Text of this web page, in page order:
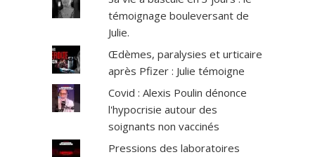
témoignage bouleversant de
Julie.
Œdèmes, paralysies et urticaire
après Pfizer : Julie témoigne
Covid : Alexis Poulin dénonce
l'hypocrisie autour des
soignants non vaccinés
Pressions des laboratoires